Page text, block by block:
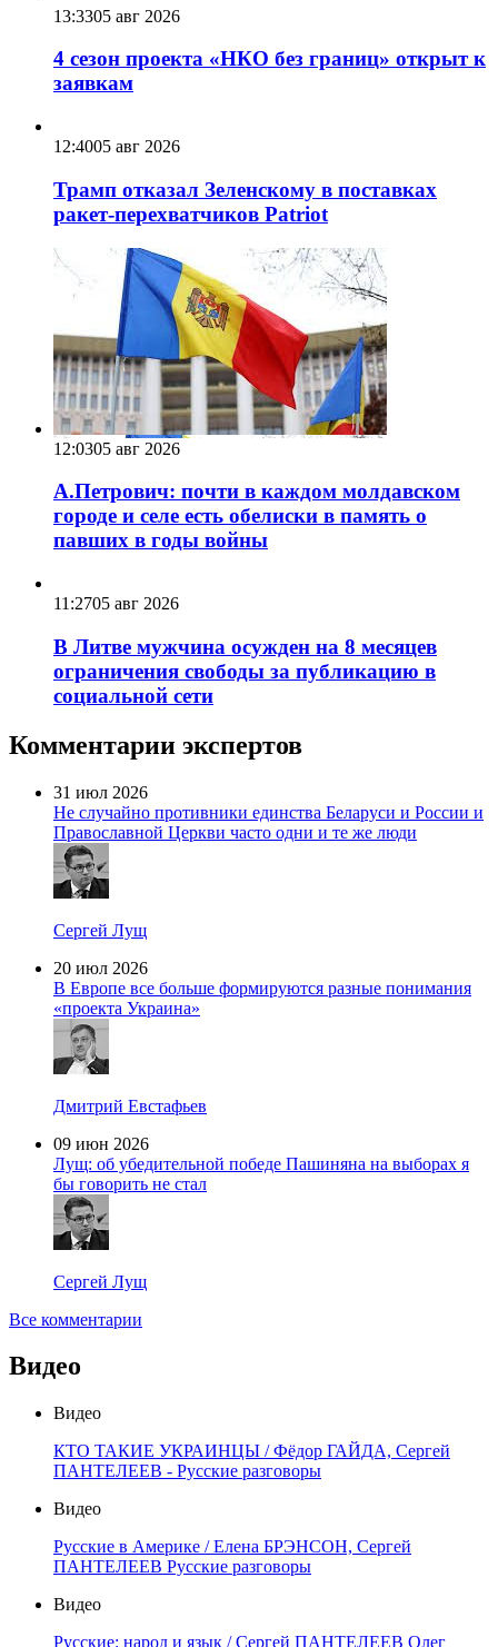
13:3305 авг 2026
4 сезон проекта «НКО без границ» открыт к
заявкам
12:4005 авг 2026
Трамп отказал Зеленскому в поставках
ракет-перехватчиков Patriot
12:0305 авг 2026
А.Петрович: почти в каждом молдавском
городе и селе есть обелиски в память о
павших в годы войны
11:2705 авг 2026
В Литве мужчина осужден на 8 месяцев
ограничения свободы за публикацию в
социальной сети
Комментарии экспертов
31 июл 2026
Не случайно противники единства Беларуси и России и
Православной Церкви часто одни и те же люди
Сергей Лущ
20 июл 2026
В Европе все больше формируются разные понимания
«проекта Украина»
Дмитрий Евстафьев
09 июн 2026
Лущ: об убедительной победе Пашиняна на выборах я
бы говорить не стал
Сергей Лущ
Все комментарии
Видео
Видео
КТО ТАКИЕ УКРАИНЦЫ / Фёдор ГАЙДА, Сергей
ПАНТЕЛЕЕВ - Русские разговоры
Видео
Русские в Америке / Елена БРЭНСОН, Сергей
ПАНТЕЛЕЕВ Русские разговоры
Видео
Русские: народ и язык / Сергей ПАНТЕЛЕЕВ Олег